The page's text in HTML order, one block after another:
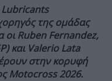
της ομάδας
οιRubenFernandez,
και ValerioLata
στην κορυφή
Motocross 2026.